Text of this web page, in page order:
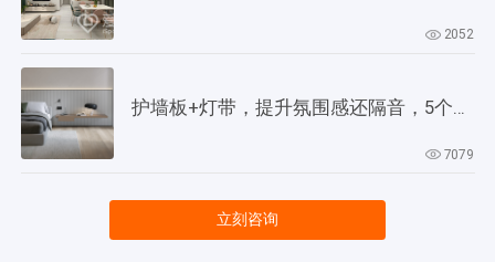
2052
7079
立刻咨询